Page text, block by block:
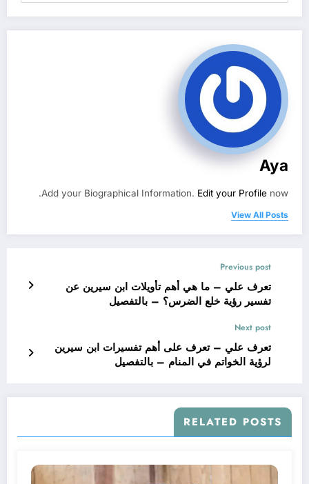
Aya
Add your Biographical Information. Edit your Profile now.
View All Posts
Previous post
تعرف علي – ما هي أهم تأويلات ابن سيرين عن
تفسير رؤية خلع الضرس؟ – بالتفصيل
Next post
تعرف علي – تعرف على أهم تفسيرات ابن سيرين
لرؤية الخواتم في المنام – بالتفصيل
RELATED POSTS